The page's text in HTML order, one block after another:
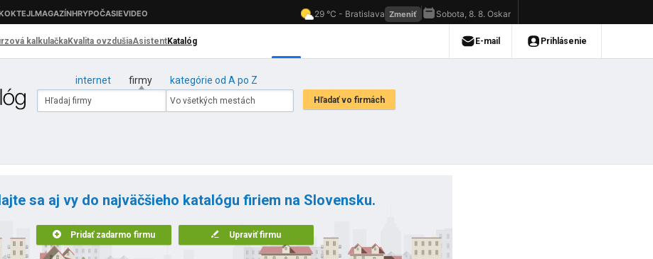
internet firmy kategórie od A po Z
sa aj vy do najväčšieho katalógu firiem na Slovensku.
Pridať zadarmo firmu Upraviť firmu